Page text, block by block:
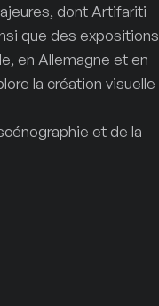
dont Artifariti
que des expositions
en Allemagne et en
la création visuelle
et de la